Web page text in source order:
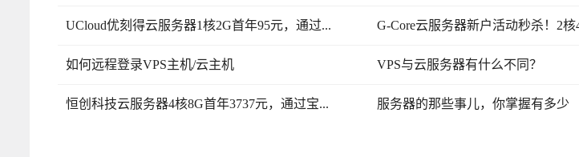
UCloud优刻得云服务器1核2G首年95元，通过... G-Core云服务器新户活动秒杀！2核
如何远程登录VPS主机/云主机 VPS与云服务器有什么不同？
恒创科技云服务器4核8G首年3737元，通过宝... 服务器的那些事儿，你掌握有多少